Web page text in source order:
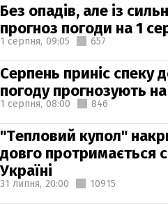
Без опадів, але із
прогноз погоди на 1
1 серпня, 09:05 657
Серпень приніс спеку
погоду прогнозують на
1 серпня, 08:00 846
"Тепловий купол"
довго протримається
Україні
31 липня, 20:00 10915